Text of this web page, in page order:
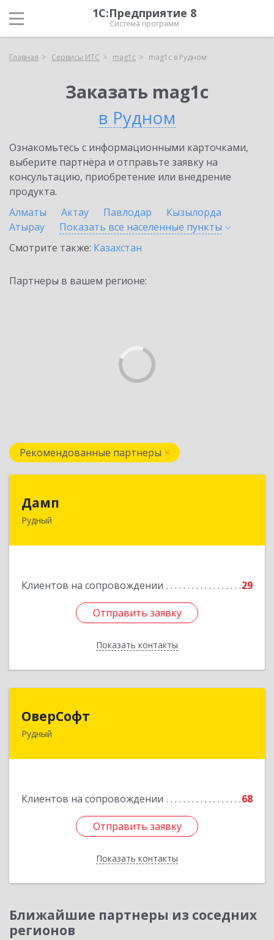
1С:Предприятие 8
Система программ
Главная Сервисы ИТС mag1c mag1c в Рудном
Заказать mag1c
в Рудном
Ознакомьтесь с информационными карточками,
выберите партнёра и отправьте заявку на
консультацию, приобретение или внедрение
продукта.
Алматы
Актау Павлодар
Кызылорда
Атырау
Показать все населенные пункты
Смотрите также: Казахстан
Партнеры в вашем регионе:
Рекомендованные партнеры
Дамп
Рудный
Клиентов на сопровождении 29
Отправить заявку
Показать контакты
Казахстан, Костанайская обл., г. Рудный, р-он
Отправить заявку
Назад
ОверСофт
Рудный
Клиентов на сопровождении 68
Отправить заявку
Показать контакты
Отправить заявку
Назад
Ближайшие партнеры из соседних
регионов